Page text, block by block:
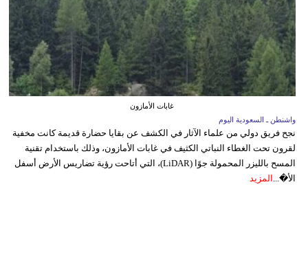
غابات الأمازون
واشنطن ـ السعودية اليوم
نجح فريق دولي من علماء الآثار في الكشف عن بقايا حضارة قديمة كانت مخفية
لقرون تحت الغطاء النباتي الكثيف في غابات الأمازون، وذلك باستخدام تقنية
المسح بالليزر المحمولة جوًا (LiDAR)، التي أتاحت رؤية تضاريس الأرض أسفل
الأ�... المزيد